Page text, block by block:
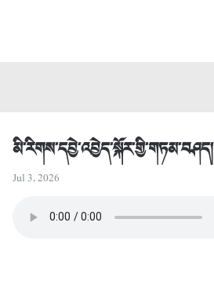
མི་རིགས་དབྱེ་འབྱེད་སྐོར་གྱི་གཏམ་བཤད།
Jul 3, 2026